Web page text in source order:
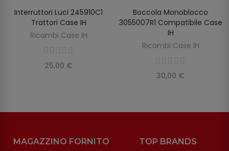
AGGIUNGI AL CARRELLO
Interruttori Luci 245910C1
Trattori Case IH
Ricambi Case IH
25,00 €
AGGIUNGI AL CARRELLO
Boccola Monoblocco
3055007R1 Compatibile Case
IH
Ricambi Case IH
30,00 €
MAGAZZINO FORNITO TOP BRANDS